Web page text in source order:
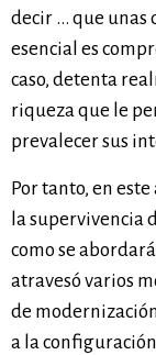
decir … que unas
esencial es
caso, detenta
riqueza que le
prevalecer sus
Por tanto, en
la supervivencia
como se
atravesó varios
de
a la